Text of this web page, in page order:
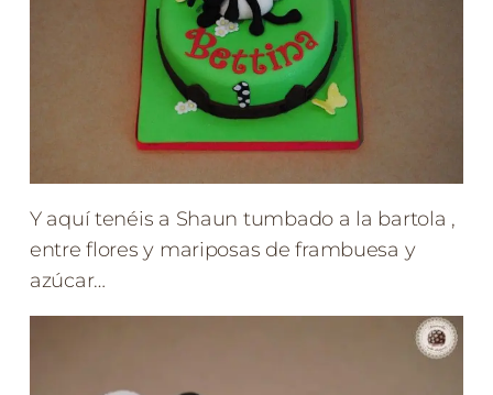
Y aquí tenéis a Shaun tumbado a la bartola ,
entre flores y mariposas de frambuesa y
azúcar…